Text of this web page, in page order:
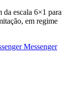
da escala 6×1 para
em regime
Messenger